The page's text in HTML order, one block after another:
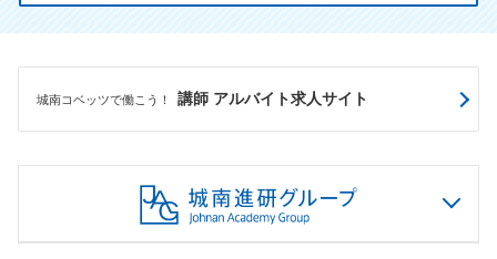
城南コベッツで働こう！ 講師 アルバイト求人サイト